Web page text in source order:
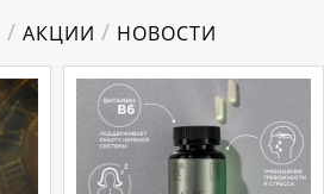
/ АКЦИИ / НОВОСТИ